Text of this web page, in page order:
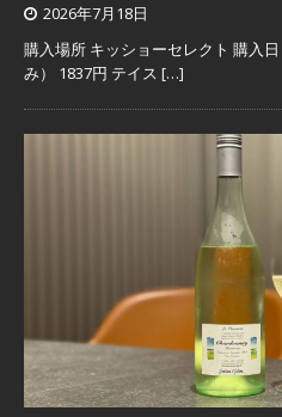
2026年7月18日
購入場所 キッショーセレクト 購入
み） 1837円 テイス […]